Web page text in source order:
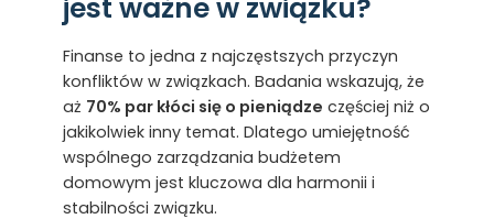
jest ważne w związku?
Finanse to jedna z najczęstszych przyczyn
konfliktów w związkach. Badania wskazują, że
aż 70% par kłóci się o pieniądze częściej niż o
jakikolwiek inny temat. Dlatego umiejętność
wspólnego zarządzania budżetem
domowym jest kluczowa dla harmonii i
stabilności związku.